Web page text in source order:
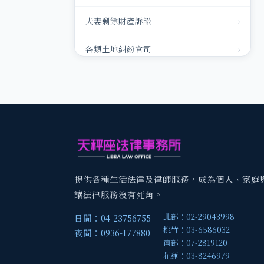
夫妻剩餘財產訴訟 ›
各類土地糾紛官司 ›
家事狀紙（離婚、監護、扶養合併） ›
家暴事件
免除扶養訴訟
律師代立遺囑
律師代理出面協商或調解
提供各種生活法律及律師服務，成為個人、家庭
讓法律服務沒有死角。
日間：04-23756755
夜間：0936-177880
北部：02-29043998
桃竹：03-6586032
南部：07-2819120
花蓮：03-8246979